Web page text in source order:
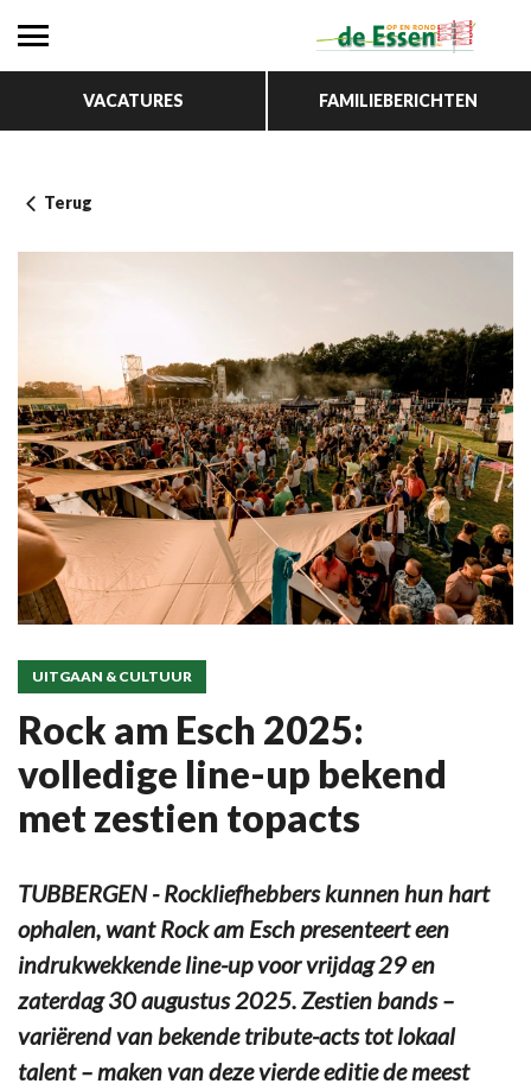
VACATURES FAMILIEBERICHTEN
Terug
UITGAAN & CULTUUR
Rock am Esch 2025:
volledige line-up bekend
met zestien topacts
TUBBERGEN - Rockliefhebbers kunnen hun hart
ophalen, want Rock am Esch presenteert een
indrukwekkende line-up voor vrijdag 29 en
zaterdag 30 augustus 2025. Zestien bands –
variërend van bekende tribute-acts tot lokaal
talent – maken van deze vierde editie de meest